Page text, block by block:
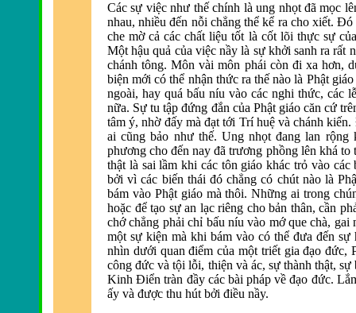
Các sự việc như thế chính là ung nhọt đã mọc
nhau, nhiềuđến nỗi chẳng thể kể ra cho xiết. Đó
che mờ cả các chất liệu tốt là cốt lõi thực sự
Một hậu quả của việc nầy là sự khởi sanh ra rất
chánh tông. Môn vài môn phái còn đi xa hơn,
biện mới có thể nhận thức ra thế nào là Phật
ngoài, hay quá bấu níu vào các nghi thức, các
nữa. Sự tu tập đứng đắn của Phật giáo căn cứ tr
tâm ý, nhờ đấy màđạt tới Trí huệ và chánh kiến.
ai cũng bảo như thế. Ung nhọtđang lan rộng
phương chođến nay đã trương phồng lên khá
thật là sai lầm khi các tôn giáo khác trỏ vào
bởi vì các biến tháiđó chẳng có chút nào là
bám vào Phật giáo mà thôi. Những ai trong
hoặc để tạo sự an lạc riêng cho bản thân, cần
chớ chẳng phải chỉ bấu níu vào mớ que chà,
một sự kiện mà khi bám vào có thể đưa đến sự
nhìn dưới quanđiểm của một triết gia đạo đức,
côngđức và tội lỗi, thiện và ác, sự thành thật,
Kinh Điển tràn đầy các bài pháp vềđạo đức.
ấy và được thu hút bởi điều nầy.